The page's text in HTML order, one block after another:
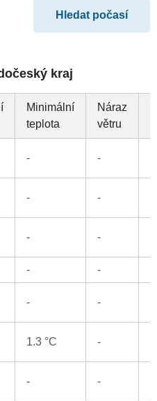
kraj
Minimální
teplota
Náraz
větru
- -
- -
- -
- -
- -
1.3 °C -
- -